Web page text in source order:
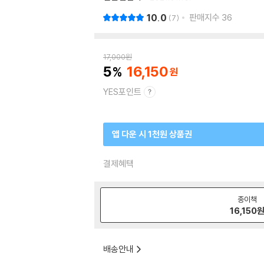
10.0 7 판매지수 36
17,000원
5 16,150
YES포인트
앱 다운 시 1천원 상품권
결제혜택
종이책
16,150원
배송안내